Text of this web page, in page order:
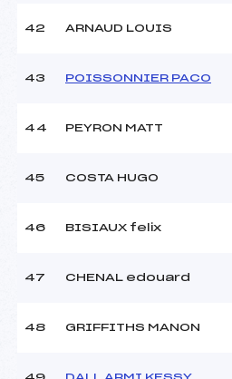
42 ARNAUD LOUIS
43 POISSONNIER PACO
44 PEYRON MATT
45 COSTA HUGO
46 BISIAUX felix
47 CHENAL edouard
48 GRIFFITHS MANON